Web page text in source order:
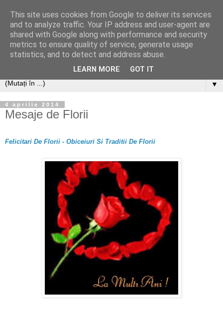
▼
4 aprilie 2014
Mesaje de Florii
Felicitari De Florii - Obiceiuri Si Traditii De Florii
This site uses cookies from Google to deliver its services
and to analyze traffic. Your IP address and user-agent are
shared with Google along with performance and security
metrics to ensure quality of service, generate usage
statistics, and to detect and address abuse.
LEARN MORE GOT IT